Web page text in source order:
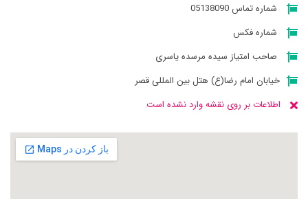
شماره تماس 05138090
شماره فکس
صاحب امتیاز سیده مرسده یاسری
خیابان امام رضا(ع) هتل بین المللی قصر
اطلاعات بر روی نقشه وارد نشده است